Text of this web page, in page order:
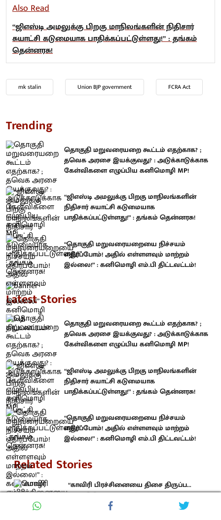
Also Read
“ஜிஎஸ்டி அமலுக்கு பிறகு மாநிலங்களின் நிதிசார்
சுயாட்சி கடுமையாக பாதிக்கப்பட்டுள்ளது!” : தங்கம்
தென்னரசு!
mk stalin Union BJP government FCRA Act
Trending
தொகுதி மறுவரையறை கூட்டம் எதற்காக? ;
தவெக அரசை இயக்குவது? : அடுக்காடுக்காக
கேள்விகளை எழுப்பிய கனிமொழி MP!
“ஜிஎஸ்டி அமலுக்கு பிறகு மாநிலங்களின்
நிதிசார் சுயாட்சி கடுமையாக
பாதிக்கப்பட்டுள்ளது!” : தங்கம் தென்னரசு!
“தொகுதி மறுவரையறையை நிச்சயம்
எதிர்ப்போம்! அதில் எள்ளளவும் மாற்றம்
இல்லை!” : கனிமொழி எம்.பி திட்டவட்டம்!
Latest Stories
தொகுதி மறுவரையறை கூட்டம் எதற்காக? ;
தவெக அரசை இயக்குவது? : அடுக்காடுக்காக
கேள்விகளை எழுப்பிய கனிமொழி MP!
“ஜிஎஸ்டி அமலுக்கு பிறகு மாநிலங்களின்
நிதிசார் சுயாட்சி கடுமையாக
பாதிக்கப்பட்டுள்ளது!” : தங்கம் தென்னரசு!
“தொகுதி மறுவரையறையை நிச்சயம்
எதிர்ப்போம்! அதில் எள்ளளவும் மாற்றம்
இல்லை!” : கனிமொழி எம்.பி திட்டவட்டம்!
Related Stories
“காவிரி பிரச்சினையை திசை திருப்ப...
உதயநிதியை கைது செய்து அராஜகம்!” :
மு.க.ஸ்டாலின் கடும் கண்டனம்!